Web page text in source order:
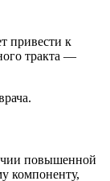
привести к
тракта —
повышенной
компоненту,